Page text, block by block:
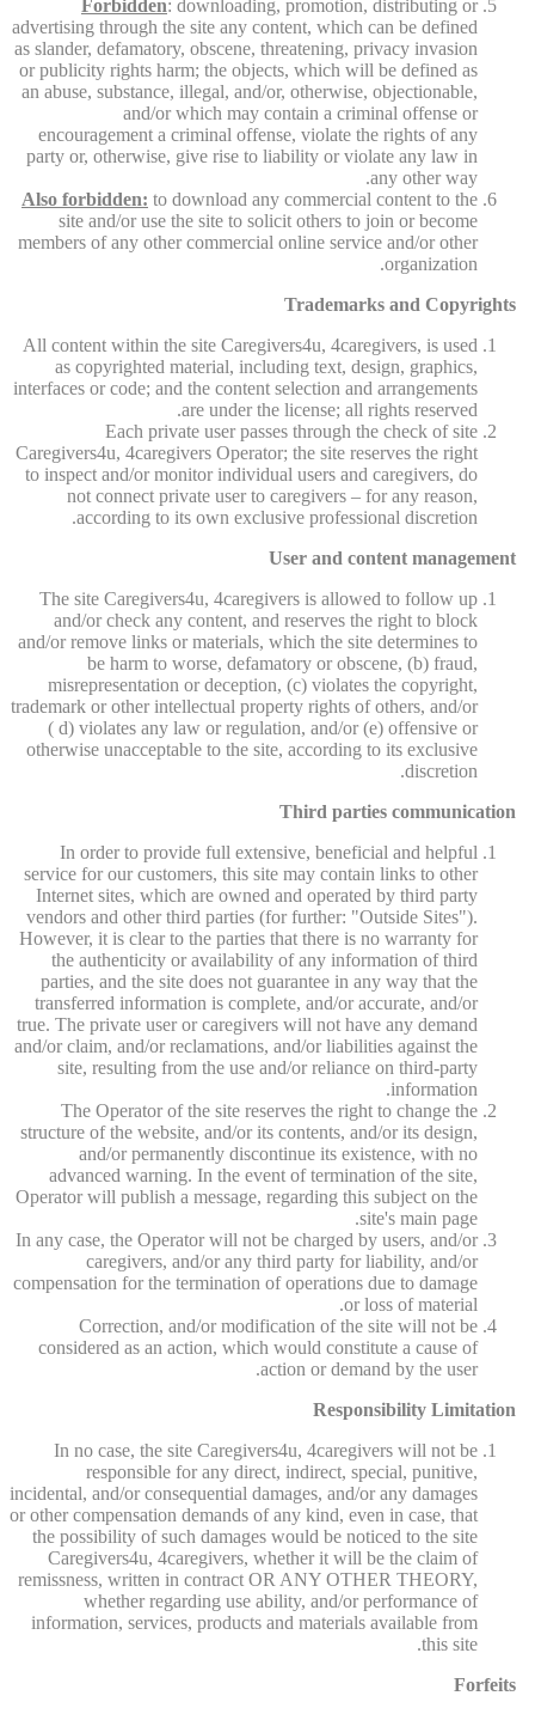
Forbidden: downloading, promotion, distributing or
advertising through the site any content, which can be defined
as slander, defamatory, obscene, threatening, privacy invasion
or publicity rights harm; the objects, which will be defined as
an abuse, substance, illegal, and/or, otherwise, objectionable,
and/or which may contain a criminal offense or
encouragement a criminal offense, violate the rights of any
party or, otherwise, give rise to liability or violate any law in
any other way.
Also forbidden: to download any commercial content to the
site and/or use the site to solicit others to join or become
members of any other commercial online service and/or other
organization.
Trademarks and Copyrights
All content within the site Caregivers4u, 4caregivers, is used
as copyrighted material, including text, design, graphics,
interfaces or code; and the content selection and arrangements
are under the license; all rights reserved.
Each private user passes through the check of site
Caregivers4u, 4caregivers Operator; the site reserves the right
to inspect and/or monitor individual users and caregivers, do
not connect private user to caregivers – for any reason,
according to its own exclusive professional discretion.
User and content management
The site Caregivers4u, 4caregivers is allowed to follow up
and/or check any content, and reserves the right to block
and/or remove links or materials, which the site determines to
be harm to worse, defamatory or obscene, (b) fraud,
misrepresentation or deception, (c) violates the copyright,
trademark or other intellectual property rights of others, and/or
( d) violates any law or regulation, and/or (e) offensive or
otherwise unacceptable to the site, according to its exclusive
discretion.
Third parties communication
In order to provide full extensive, beneficial and helpful
service for our customers, this site may contain links to other
Internet sites, which are owned and operated by third party
vendors and other third parties (for further: "Outside Sites").
However, it is clear to the parties that there is no warranty for
the authenticity or availability of any information of third
parties, and the site does not guarantee in any way that the
transferred information is complete, and/or accurate, and/or
true. The private user or caregivers will not have any demand
and/or claim, and/or reclamations, and/or liabilities against the
site, resulting from the use and/or reliance on third-party
information.
The Operator of the site reserves the right to change the
structure of the website, and/or its contents, and/or its design,
and/or permanently discontinue its existence, with no
advanced warning. In the event of termination of the site,
Operator will publish a message, regarding this subject on the
site's main page.
In any case, the Operator will not be charged by users, and/or
caregivers, and/or any third party for liability, and/or
compensation for the termination of operations due to damage
or loss of material.
Correction, and/or modification of the site will not be
considered as an action, which would constitute a cause of
action or demand by the user.
Responsibility Limitation
In no case, the site Caregivers4u, 4caregivers will not be
responsible for any direct, indirect, special, punitive,
incidental, and/or consequential damages, and/or any damages
or other compensation demands of any kind, even in case, that
the possibility of such damages would be noticed to the site
Caregivers4u, 4caregivers, whether it will be the claim of
remissness, written in contract OR ANY OTHER THEORY,
whether regarding use ability, and/or performance of
information, services, products and materials available from
this site.
Forfeits